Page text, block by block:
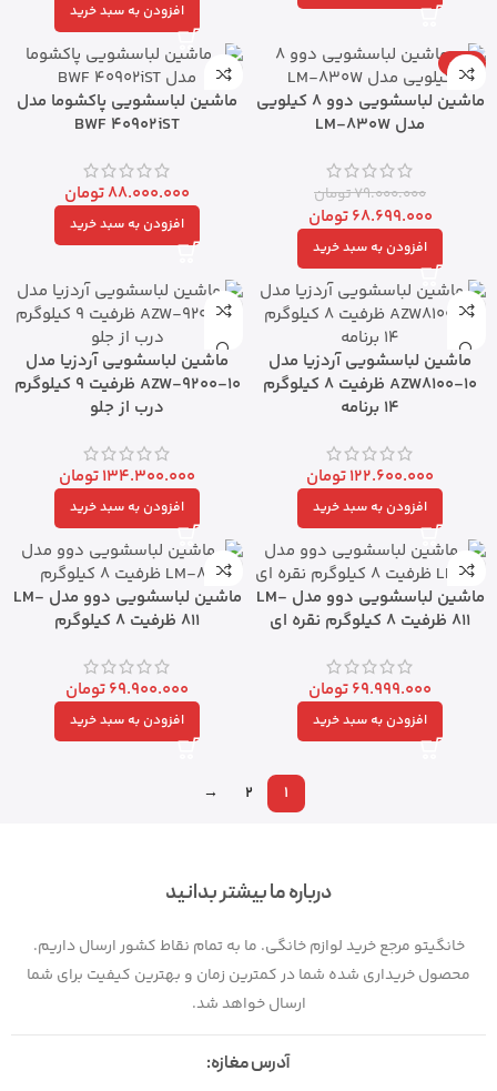
افزودن به سبد خرید
-13%
ماشین لباسشویی دوو 8 کیلویی
مدل LM-830W
79.000.000تومان
68.699.000تومان
افزودن به سبد خرید
ماشین لباسشویی پاکشوما مدل
BWF 40902iST
88.000.000تومان
افزودن به سبد خرید
ماشین لباسشویی آردزیا مدل
AZW8100-10 ظرفیت ۸ کیلوگرم
۱۴ برنامه
122.600.000تومان
افزودن به سبد خرید
ماشین لباسشویی آردزیا مدل
AZW-9200-10 ظرفیت ۹ کیلوگرم
درب از جلو
134.300.000تومان
افزودن به سبد خرید
ماشین لباسشویی دوو مدل LM-
811 ظرفیت ۸ کیلوگرم نقره ای
69.999.000تومان
افزودن به سبد خرید
ماشین لباسشویی دوو مدل LM-
811 ظرفیت ۸ کیلوگرم
69.900.000تومان
افزودن به سبد خرید
1
2
→
درباره ما بیشتر بدانید
خانگیتو مرجع خرید لوازم خانگی. ما به تمام نقاط کشور ارسال داریم.
محصول خریداری شده شما در کمترین زمان و بهترین کیفیت برای شما
ارسال خواهد شد.
آدرس مغازه: